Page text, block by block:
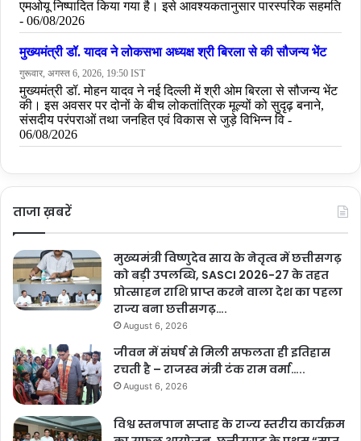
ताजा ख़बरें
मुख्यमंत्री विष्णुदेव साय के नेतृत्व में छत्तीसगढ़
को बड़ी उपलब्धि, SASCI 2026-27 के तहत
प्रोत्साहन राशि प्राप्त करने वाला देश का पहला
राज्य बना छत्तीसगढ़….
August 6, 2026
जीवन में संघर्ष से मिली सफलता ही इतिहास
रचती है – राजस्व मंत्री टंक राम वर्मा…..
August 6, 2026
विश्व स्तनपान सप्ताह के राज्य स्तरीय कार्यक्रम